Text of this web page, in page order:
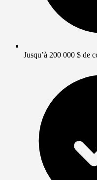
Jusqu’à 200 000 $ de